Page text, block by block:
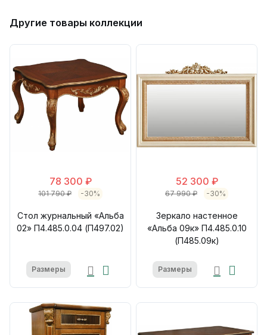
Другие товары коллекции
78 300 ₽
101 790 ₽ -30%
Стол журнальный «Альба
02» П4.485.0.04 (П497.02)
Размеры
52 300 ₽
67 990 ₽ -30%
Зеркало настенное
«Альба 09к» П4.485.0.10
(П485.09к)
Размеры